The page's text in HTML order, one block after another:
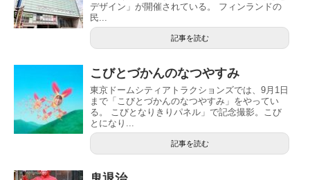
デザイン」が開催されている。 フィンランドの
民...
記事を読む
こびとづかんのなつやすみ
東京ドームシティアトラクションズでは、9月1日
まで「こびとづかんのなつやすみ」をやってい
る。 こびとなりきりパネル」で記念撮影。こび
とになり...
記事を読む